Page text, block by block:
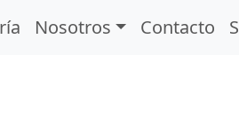
Nosotros Contacto